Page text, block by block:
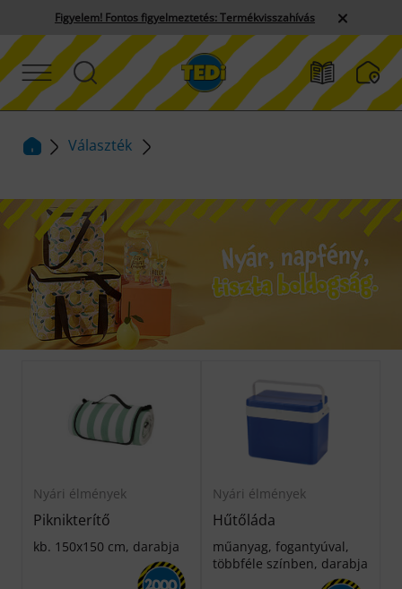
Figyelem! Fontos figyelmeztetés: Termékvisszahívás
Választék
Nyári élmények
Piknikterítő
kb. 150x150 cm, darabja
2000
Nyári élmények
Hűtőláda
műanyag, fogantyúval,
többféle színben, darabja